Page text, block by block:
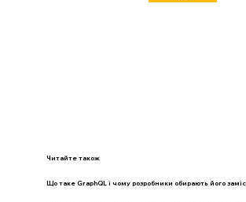
Читайте також
Що таке GraphQL і чому розробники обирають його